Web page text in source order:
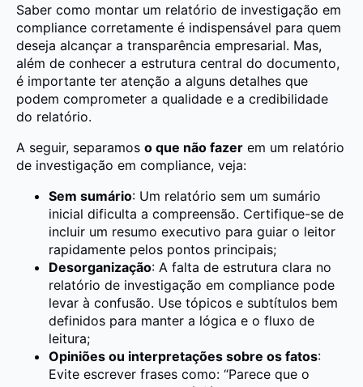
Saber como montar um relatório de investigação em
compliance corretamente é indispensável para quem
deseja alcançar a transparência empresarial. Mas,
além de conhecer a estrutura central do documento,
é importante ter atenção a alguns detalhes que
podem comprometer a qualidade e a credibilidade
do relatório.
A seguir, separamos o que não fazer em um relatório
de investigação em compliance, veja:
Sem sumário: Um relatório sem um sumário
inicial dificulta a compreensão. Certifique-se de
incluir um resumo executivo para guiar o leitor
rapidamente pelos pontos principais;
Desorganização: A falta de estrutura clara no
relatório de investigação em compliance pode
levar à confusão. Use tópicos e subtítulos bem
definidos para manter a lógica e o fluxo de
leitura;
Opiniões ou interpretações sobre os fatos:
Evite escrever frases como: “Parece que o